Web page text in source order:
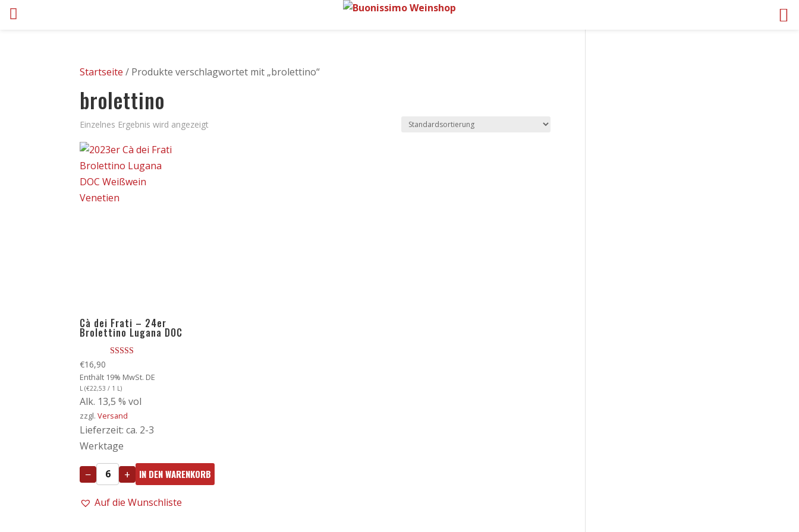
Startseite / Produkte verschlagwortet mit „brolettino“
brolettino
Einzelnes Ergebnis wird angezeigt
Cà dei Frati – 24er
Brolettino Lugana DOC
4.00
von 5
€16,90
Enthält 19% MwSt. DE
L (€22,53 / 1 L)
Alk. 13,5 % vol
zzgl.Versand
Lieferzeit: ca. 2-3
Werktage
−
Cà
dei
+ IN DEN WARENKORB
Auf die Wunschliste